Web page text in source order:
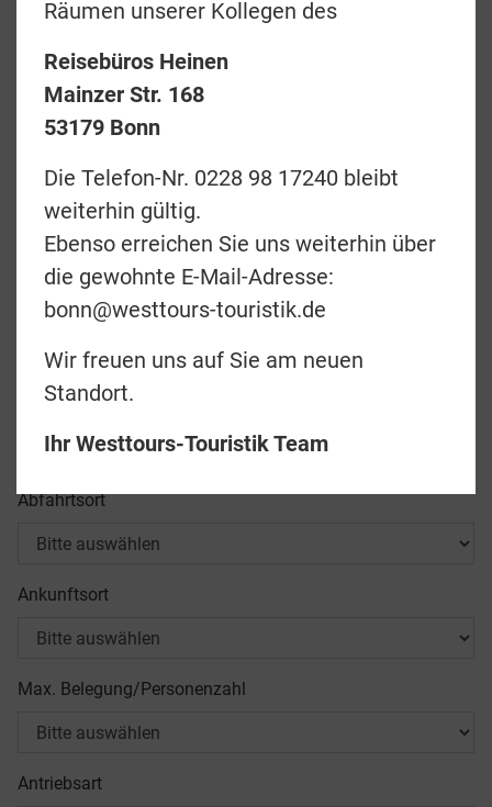
nach Anbieter und Antriebsart filtern.
Filter
Reisearten
Anbieter
Abfahrtsort
Ankunftsort
Max. Belegung/Personenzahl
Antriebsart
Räumen unserer Kollegen des
Reisebüros Heinen
Mainzer Str. 168
53179 Bonn
Die Telefon-Nr. 0228 98 17240 bleibt
weiterhin gültig.
Ebenso erreichen Sie uns weiterhin über
die gewohnte E-Mail-Adresse:
bonn@westtours-touristik.de
Wir freuen uns auf Sie am neuen
Standort.
Ihr Westtours-Touristik Team